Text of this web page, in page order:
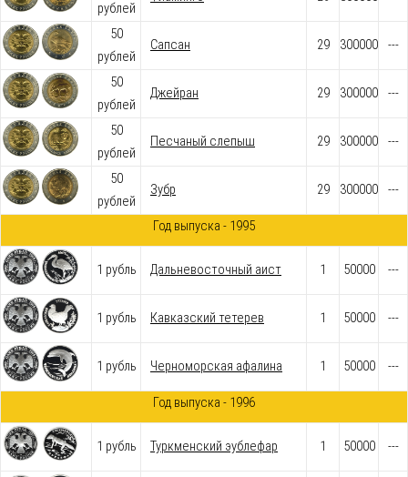
рублей
50
рублей
Сапсан 29 300000 ---
50
рублей
Джейран 29 300000 ---
50
рублей
Песчаный слепыш 29 300000 ---
50
рублей
Зубр 29 300000 ---
Год выпуска - 1995
1 рубль Дальневосточный аист 1 50000 ---
1 рубль Кавказский тетерев 1 50000 ---
1 рубль Черноморская афалина 1 50000 ---
Год выпуска - 1996
1 рубль Туркменский эублефар 1 50000 ---